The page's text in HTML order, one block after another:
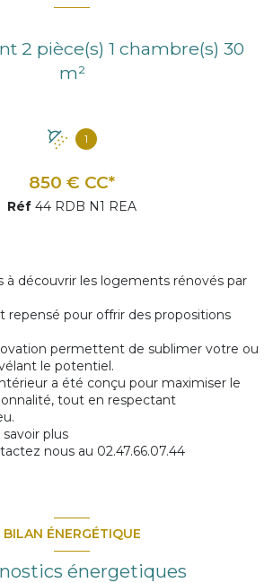
30
m²
1
850 € CC*
Réf 44 RDB N1 REA
à découvrir les logements rénovés par
repensé pour offrir des propositions
permettent de sublimer votre ou
le potentiel.
a été conçu pour maximiser le
tout en respectant
plus
nous au 02.47.66.07.44
BILAN ÉNERGÉTIQUE
énergetiques